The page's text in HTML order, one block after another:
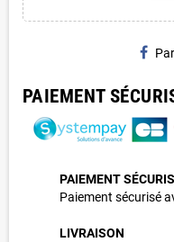
PAIEMENT
PAIEMENT
Paiement sécurisé
LIVRAISON